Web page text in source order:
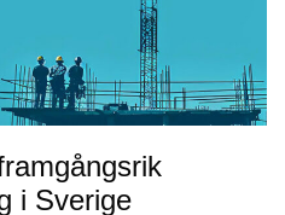
i Sverige